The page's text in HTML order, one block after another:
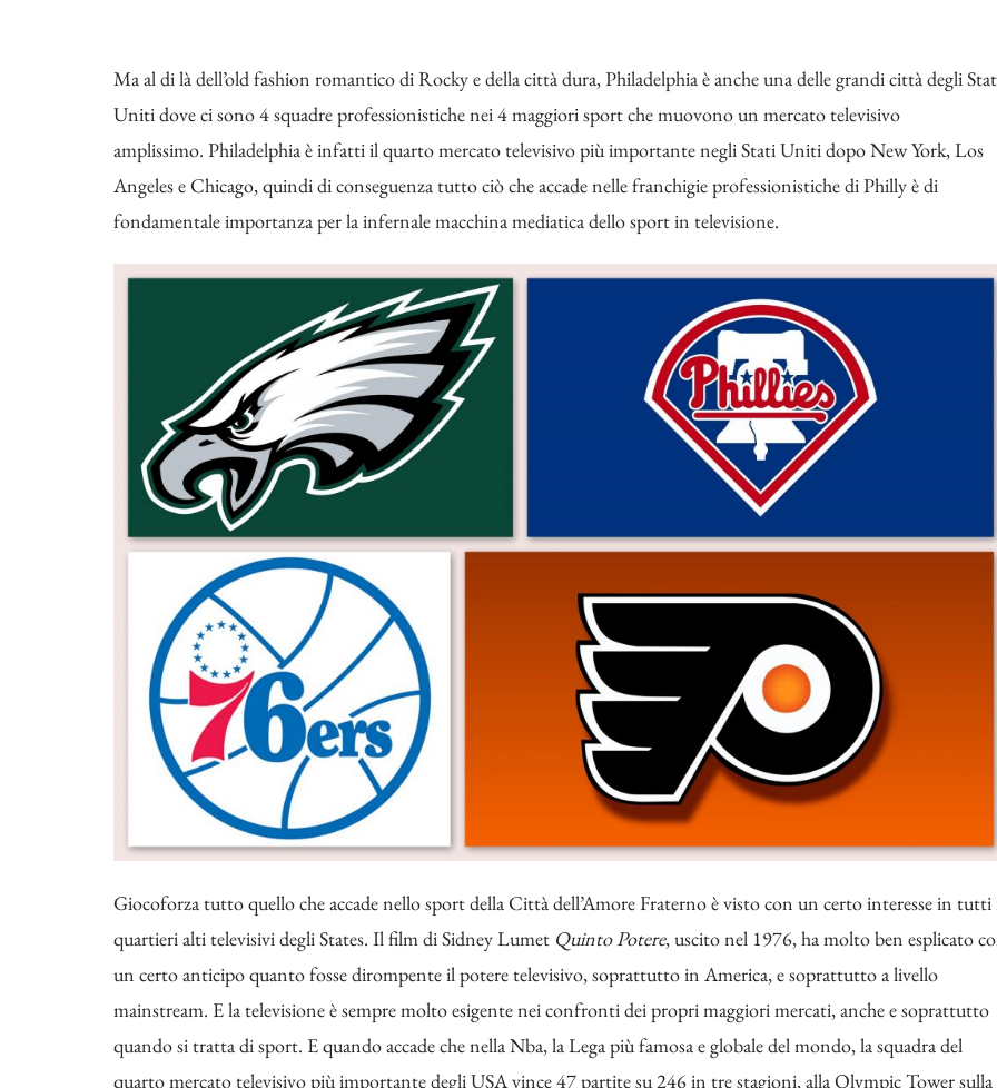
Ma al di là dell’old fashion romantico di Rocky e della città dura, Philadelphia è anche una delle grandi città degli
Uniti dove ci sono 4 squadre professionistiche nei 4 maggiori sport che muovono un mercato televisivo
amplissimo. Philadelphia è infatti il quarto mercato televisivo più importante negli Stati Uniti dopo New York, Los
Angeles e Chicago, quindi di conseguenza tutto ciò che accade nelle franchigie professionistiche di Philly è di
fondamentale importanza per la infernale macchina mediatica dello sport in televisione.
Giocoforza tutto quello che accade nello sport della Città dell’Amore Fraterno è visto con un certo interesse in tutti
quartieri alti televisivi degli States. Il film di Sidney Lumet Quinto Potere, uscito nel 1976, ha molto ben esplicato
un certo anticipo quanto fosse dirompente il potere televisivo, soprattutto in America, e soprattutto a livello
mainstream. E la televisione è sempre molto esigente nei confronti dei propri maggiori mercati, anche e soprattutto
quando si tratta di sport. E quando accade che nella Nba, la Lega più famosa e globale del mondo, la squadra del
quarto mercato televisivo più importante degli USA vince 47 partite su 246 in tre stagioni, alla Olympic Tower sulla